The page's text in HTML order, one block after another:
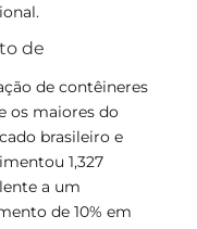
de
de contêineres
os maiores do
brasileiro e
1,327
a um
de 10% em